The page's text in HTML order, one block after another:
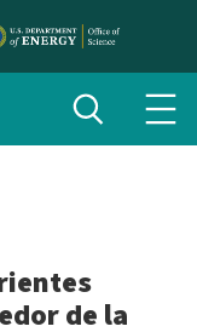
Alternar
búsqueda
de la